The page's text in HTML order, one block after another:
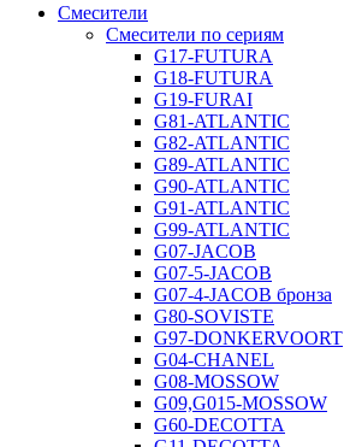
Смесители
Смесители по сериям
G17-FUTURA
G18-FUTURA
G19-FURAI
G81-ATLANTIC
G82-ATLANTIC
G89-ATLANTIC
G90-ATLANTIC
G91-ATLANTIC
G99-ATLANTIC
G07-JACOB
G07-5-JACOB
G07-4-JACOB бронза
G80-SOVISTE
G97-DONKERVOORT
G04-CHANEL
G08-MOSSOW
G09,G015-MOSSOW
G60-DECOTTA